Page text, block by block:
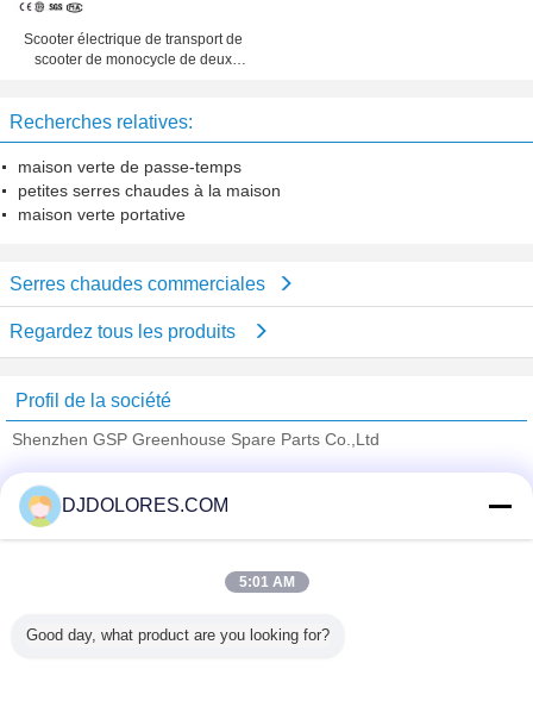
Scooter électrique de transport de
scooter de monocycle de deux
Recherches relatives:
maison verte de passe-temps
petites serres chaudes à la maison
maison verte portative
Serres chaudes commerciales
Regardez tous les produits
Profil de la société
Shenzhen GSP Greenhouse Spare Parts Co.,Ltd
Trust Seal
Verified Suplier
Tous les produits
DJDOLORES.COM
5:01 AM
Good day, what product are you looking for?